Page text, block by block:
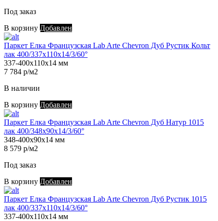
Под заказ
В корзину Добавлен
Паркет Елка Французская Lab Arte Chevron Дуб Рустик Кольт
лак 400/337х110х14/3/60°
337-400х110х14 мм
7 784 р/м2
В наличии
В корзину Добавлен
Паркет Елка Французская Lab Arte Chevron Дуб Натур 1015
лак 400/348х90х14/3/60°
348-400х90х14 мм
8 579 р/м2
Под заказ
В корзину Добавлен
Паркет Елка Французская Lab Arte Chevron Дуб Рустик 1015
лак 400/337х110х14/3/60°
337-400х110х14 мм